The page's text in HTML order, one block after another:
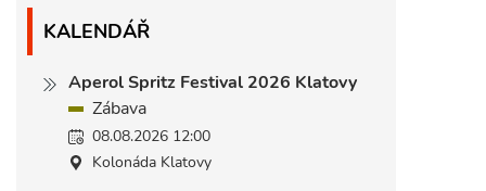
KALENDÁŘ
Aperol Spritz Festival 2026 Klatovy
Zábava
08.08.2026 12:00
Kolonáda Klatovy